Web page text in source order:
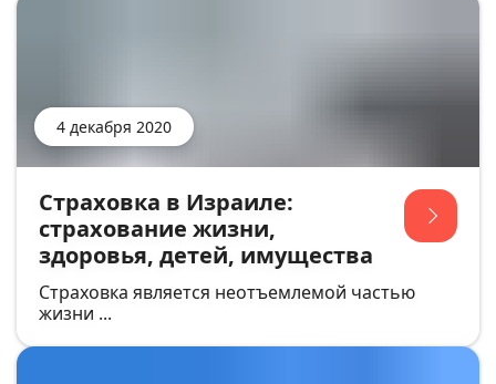
4 декабря 2020
Страховка в Израиле:
страхование жизни,
здоровья, детей, имущества
Страховка является неотъемлемой частью
жизни ...